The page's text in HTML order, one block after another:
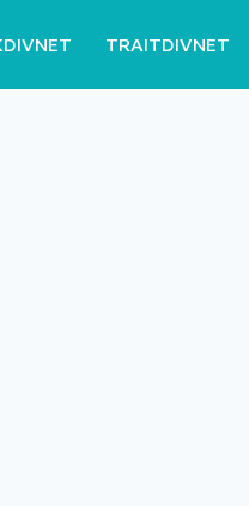
TRAITDIVNET